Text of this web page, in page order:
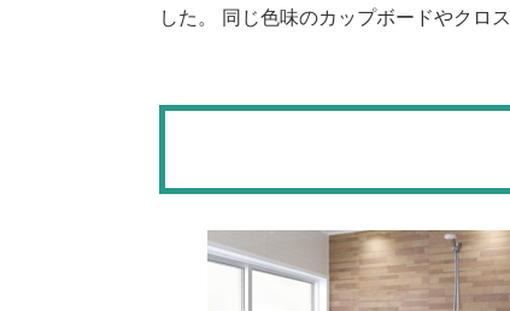
した。 同じ色味のカップボードやクロ